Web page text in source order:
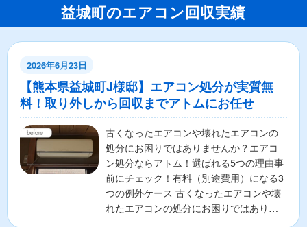
益城町のエアコン回収実績
2026年6月23日
【熊本県益城町J様邸】エアコン処分が実質無
料！取り外しから回収までアトムにお任せ
古くなったエアコンや壊れたエアコンの
処分にお困りではありませんか？エアコ
ン処分ならアトム！選ばれる5つの理由事
前にチェック！有料（別途費用）になる3
つの例外ケース 古くなったエアコンや壊
れたエアコンの処分にお困りではありま